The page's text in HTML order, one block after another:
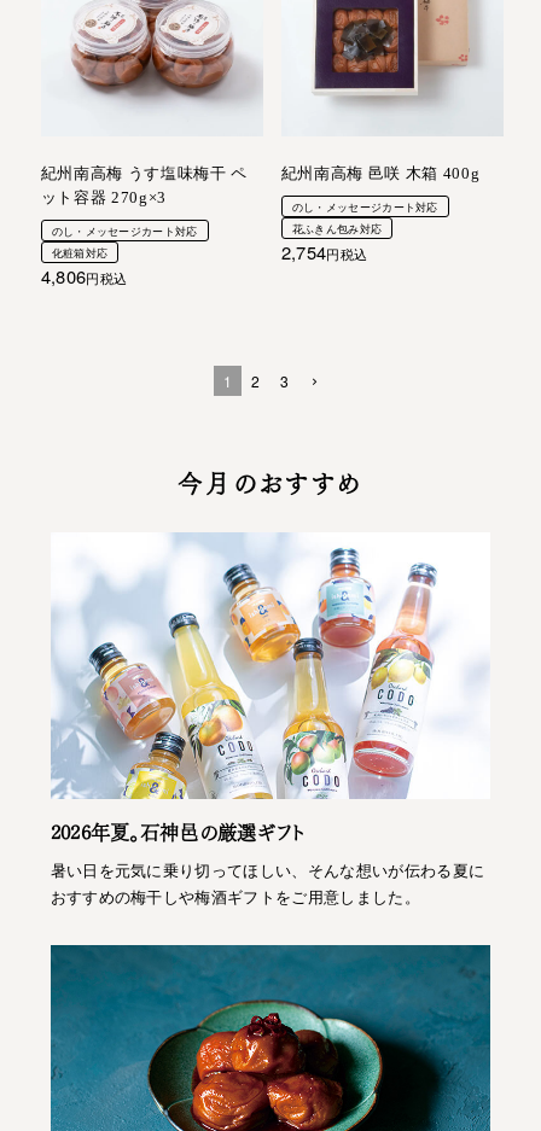
紀州南高梅 うす塩味梅干 ペ
ット容器 270g×3
のし・メッセージカート対応
化粧箱対応
4,806 税込
紀州南高梅 邑咲 木箱 400g
のし・メッセージカート対応
花ふきん包み対応
2,754 税込
1 2 3
今月のおすすめ
2026年夏。石神邑の厳選ギフト
暑い日を元気に乗り切ってほしい、そんな想いが伝わる夏に
おすすめの梅干しや梅酒ギフトをご用意しました。